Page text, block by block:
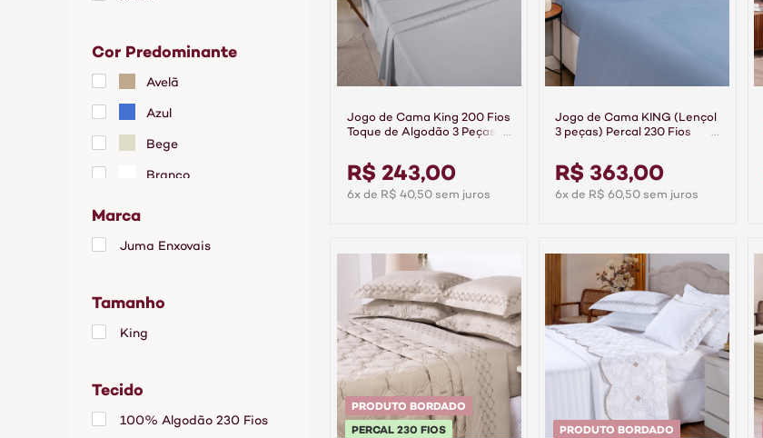
Cor Predominante
Avelã
Azul
Bege
Branco
Grafite
Lilás
Rose
Marca
Juma Enxovais
Tamanho
King
Tecido
100% Algodão 230 Fios
Jogo de Cama King 200 Fios
Toque de Algodão 3 Peças
R$ 243,00
6x de R$ 40,50 sem juros
Jogo de Cama KING (Lençol
3 peças) Percal 230 Fios
Topázio
R$ 363,00
6x de R$ 60,50 sem juros
PRODUTO BORDADO
PERCAL 230 FIOS
PRODUTO BORDADO